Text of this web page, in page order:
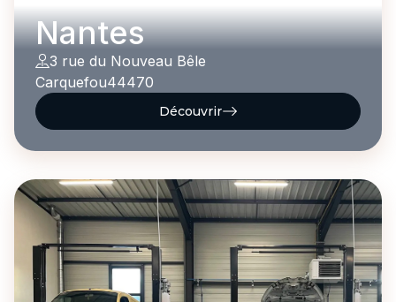
Nantes
3 rue du Nouveau Bêle
Carquefou44470
Découvrir